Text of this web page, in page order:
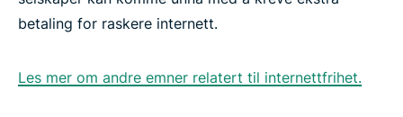
betaling for raskere internett.
Les mer om andre emner relatert til internettfrihet.